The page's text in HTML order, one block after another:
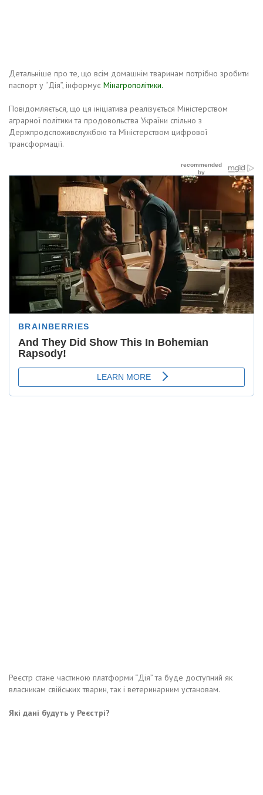
Детальніше про те, що всім домашнім тваринам потрібно зробити
паспорт у “Дія”, інформує Мінагрополітики.
Повідомляється, що ця ініціатива реалізується Міністерством
аграрної політики та продовольства України спільно з
Держпродспоживслужбою та Міністерством цифрової
трансформації.
Реєстр стане частиною платформи “Дія” та буде доступний як
власникам свійських тварин, так і ветеринарним установам.
Які дані будуть у Реєстрі?